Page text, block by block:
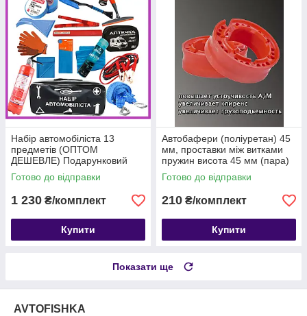
Набір автомобіліста 13
предметів (ОПТОМ
ДЕШЕВЛЕ) Подарунковий
автомобільний набір
Готово до відправки
1 230 ₴/комплект
Купити
Автобафери (поліуретан) 45
мм, проставки між витками
пружин висота 45 мм (пара)
Готово до відправки
210 ₴/комплект
Купити
Показати ще
AVTOFISHKA